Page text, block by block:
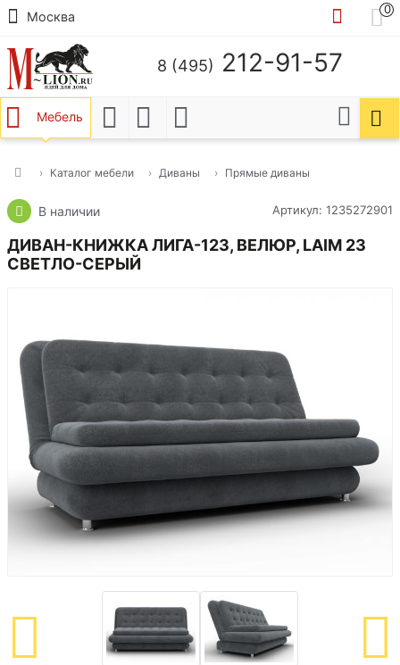
Москва
0
8 (495) 212-91-57
Мебель
Каталог мебели Диваны Прямые диваны
В наличии Артикул: 1235272901
ДИВАН-КНИЖКА ЛИГА-123, ВЕЛЮР, LAIM 23
СВЕТЛО-СЕРЫЙ